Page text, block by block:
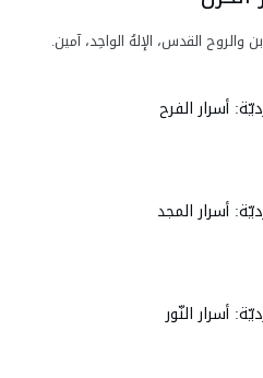
القدس، الإلهُ الواحِد، آمين.
أسرار الفرح
أسرار المجد
أسرار النّور